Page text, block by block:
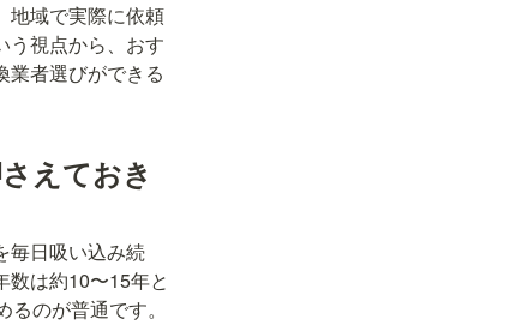
地域で実際に依頼
う視点から、おす
業者選びができる
えておき
毎日吸い込み続
数は約10〜15年と
のが普通です。